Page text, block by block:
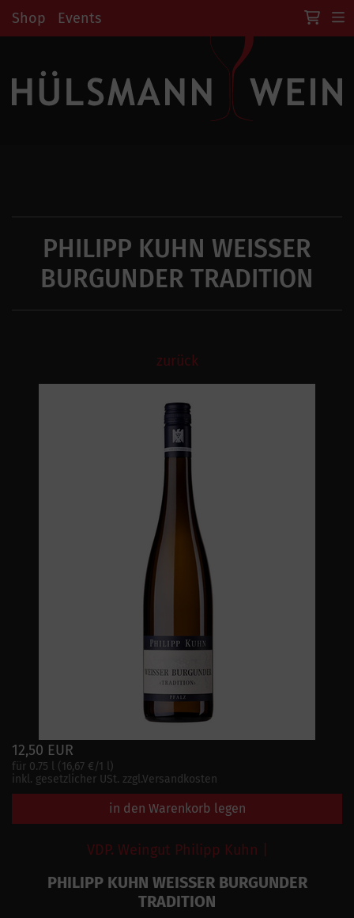
Shop Events
PHILIPP KUHN WEISSER
BURGUNDER TRADITION
zurück
12,50 EUR
für 0.75 l (16,67 €/1 l)
inkl. gesetzlicher USt. zzgl.Versandkosten
in den Warenkorb legen
VDP. Weingut Philipp Kuhn |
PHILIPP KUHN WEISSER BURGUNDER
TRADITION